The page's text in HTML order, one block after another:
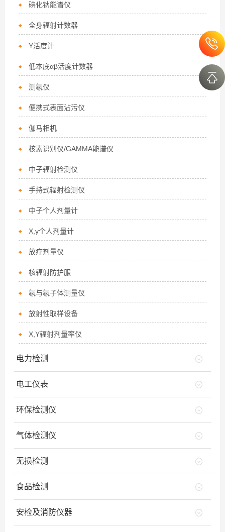
碘化钠能谱仪
全身辐射计数器
Y活度计
低本底αβ活度计数器
测氡仪
便携式表面沾污仪
伽马相机
核素识别仪/GAMMA能谱仪
中子辐射检测仪
手持式辐射检测仪
中子个人剂量计
X,γ个人剂量计
放疗剂量仪
核辐射防护服
氡与氡子体测量仪
放射性取样设备
X,Y辐射剂量率仪
电力检测
电工仪表
环保检测仪
气体检测仪
无损检测
食品检测
安检及消防仪器